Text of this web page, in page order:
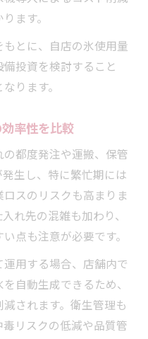
ます。
とに、自店の氷使用量
投資を検討すること
ります。
率性を比較
都度発注や運搬、保管
生し、特に繁忙期には
スのリスクも高まりま
れ先の混雑も加わり、
点も注意が必要です。
用する場合、店舗内で
自動生成できるため、
されます。衛生管理も
リスクの低減や品質管